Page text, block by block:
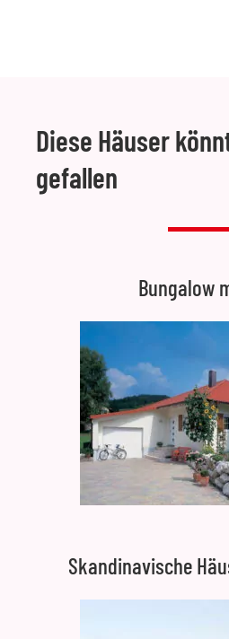
Diese Häuser
gefallen
Bungalow
Skandinavische